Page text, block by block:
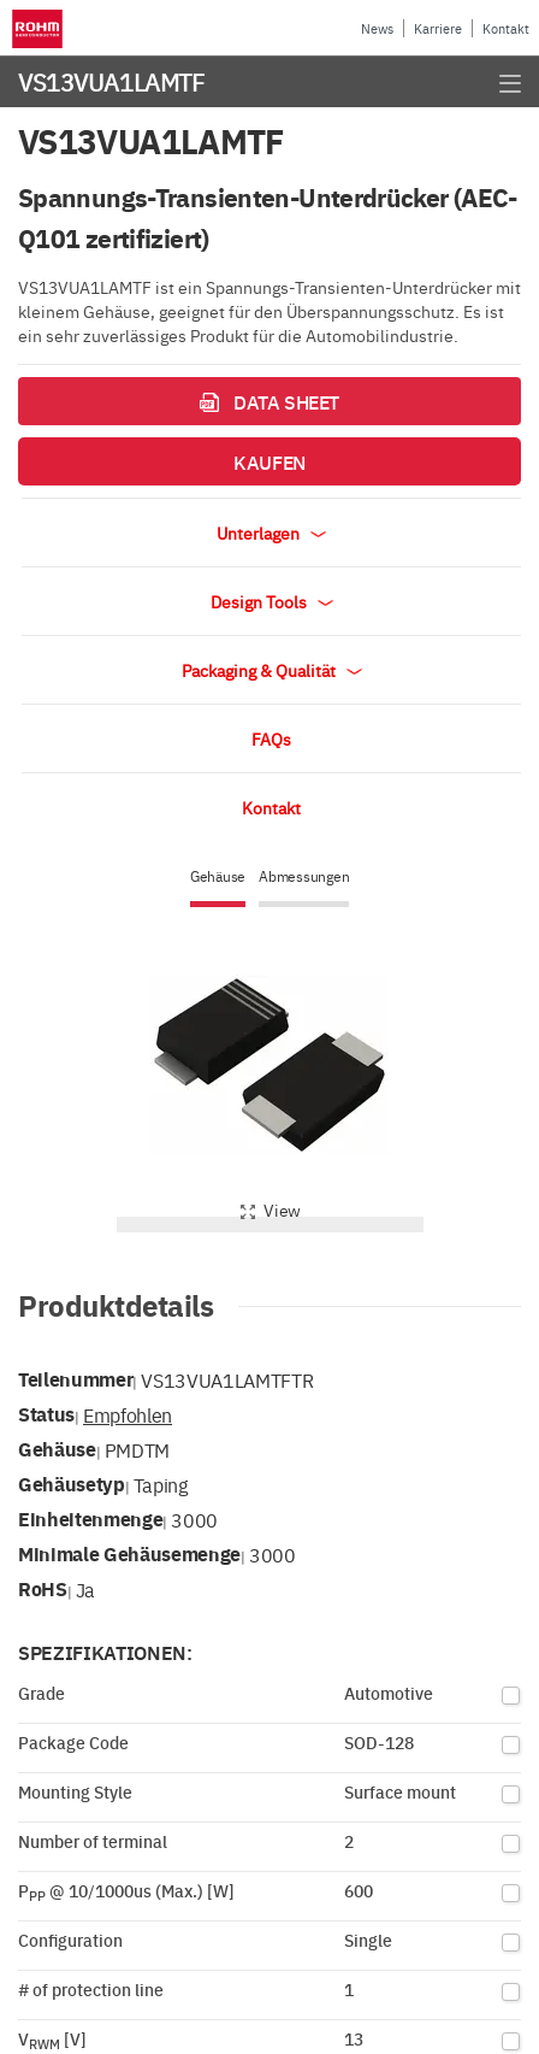
News Karriere Kontakt
VS13VUA1LAMTF
Gehäuse Abmessungen
View
VS13VUA1LAMTF
Spannungs-Transienten-Unterdrücker (AEC-
Q101 zertifiziert)
VS13VUA1LAMTF ist ein Spannungs-Transienten-Unterdrücker mit
kleinem Gehäuse, geeignet für den Überspannungsschutz. Es ist
ein sehr zuverlässiges Produkt für die Automobilindustrie.
DATA SHEET
KAUFEN
Unterlagen
Design Tools
Packaging & Qualität
FAQs
Kontakt
Produktdetails
Teilenummer|VS13VUA1LAMTFTR
Status| Empfohlen
Gehäuse| PMDTM
Gehäusetyp| Taping
Einheitenmenge| 3000
Minimale Gehäusemenge| 3000
RoHS| Ja
SPEZIFIKATIONEN:
Grade Automotive
Package Code SOD-128
Mounting Style Surface mount
Number of terminal 2
PPP @ 10/1000us (Max.) [W] 600
Configuration Single
# of protection line 1
VRWM [V] 13